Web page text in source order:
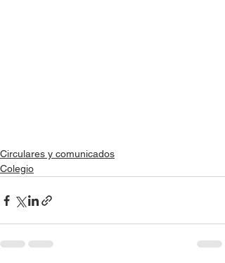
Circulares y comunicados
Colegio